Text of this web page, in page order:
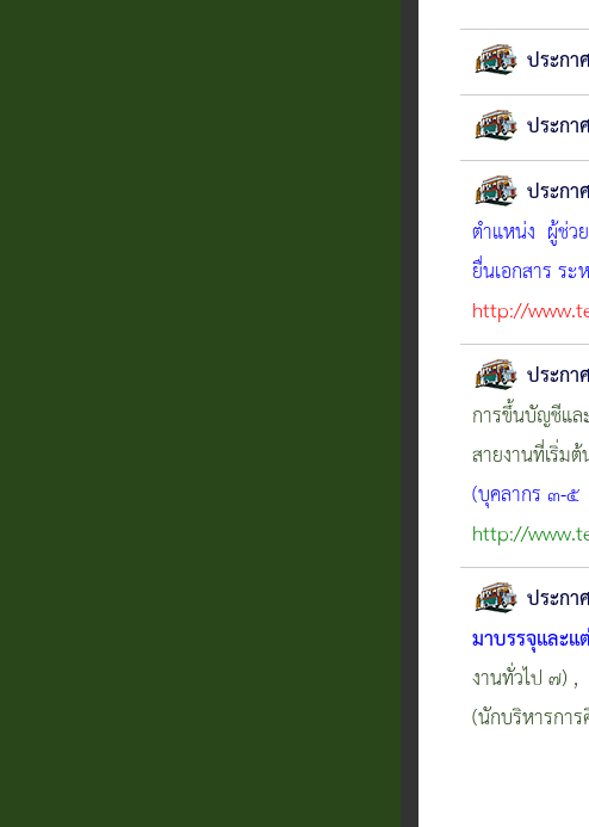
ประก
ประก
ประกา
ตำแหน่ง ผู้ช่ว
ยื่นเอกสาร
http://
ประก
การขึ้นบัญชีแล
สายงานที่เริ่ม
(บุคลากร ๓-
http://
ประก
มาบรรจุและแ
งานทั่วไป ๗)
(นักบริหารกา